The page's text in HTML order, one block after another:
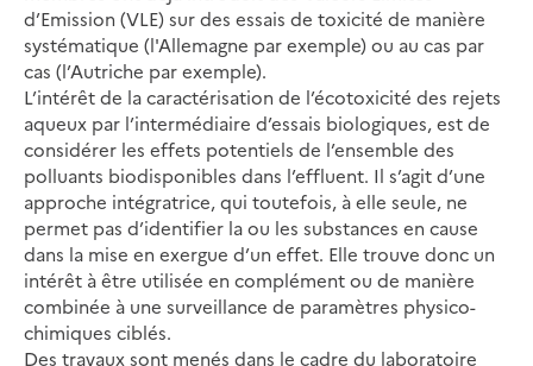
d’Emission (VLE) sur des essais de toxicité de manière
systématique (l'Allemagne par exemple) ou au cas par
cas (l’Autriche par exemple).
L’intérêt de la caractérisation de l’écotoxicité des rejets
aqueux par l’intermédiaire d’essais biologiques, est de
considérer les effets potentiels de l’ensemble des
polluants biodisponibles dans l’effluent. Il s’agit d’une
approche intégratrice, qui toutefois, à elle seule, ne
permet pas d’identifier la ou les substances en cause
dans la mise en exergue d’un effet. Elle trouve donc un
intérêt à être utilisée en complément ou de manière
combinée à une surveillance de paramètres physico-
chimiques ciblés.
Des travaux sont menés dans le cadre du laboratoire